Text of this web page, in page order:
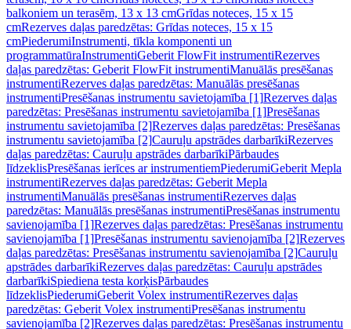
balkoniem un terasēm, 13 x 13 cmGrīdas noteces, 15 x 15
cmRezerves daļas paredzētas: Grīdas noteces, 15 x 15
cmPiederumiInstrumenti, tīkla komponenti un
programmatūraInstrumentiGeberit FlowFit instrumentiRezerves
daļas paredzētas: Geberit FlowFit instrumentiManuālās presēšanas
instrumentiRezerves daļas paredzētas: Manuālās presēšanas
instrumentiPresēšanas instrumentu savietojamība [1]Rezerves daļas
paredzētas: Presēšanas instrumentu savietojamība [1]Presēšanas
instrumentu savietojamība [2]Rezerves daļas paredzētas: Presēšanas
instrumentu savietojamība [2]Cauruļu apstrādes darbarīkiRezerves
daļas paredzētas: Cauruļu apstrādes darbarīkiPārbaudes
līdzeklisPresēšanas ierīces ar instrumentiemPiederumiGeberit Mepla
instrumentiRezerves daļas paredzētas: Geberit Mepla
instrumentiManuālās presēšanas instrumentiRezerves daļas
paredzētas: Manuālās presēšanas instrumentiPresēšanas instrumentu
savienojamība [1]Rezerves daļas paredzētas: Presēšanas instrumentu
savienojamība [1]Presēšanas instrumentu savienojamība [2]Rezerves
daļas paredzētas: Presēšanas instrumentu savienojamība [2]Cauruļu
apstrādes darbarīkiRezerves daļas paredzētas: Cauruļu apstrādes
darbarīkiSpiediena testa korķisPārbaudes
līdzeklisPiederumiGeberit Volex instrumentiRezerves daļas
paredzētas: Geberit Volex instrumentiPresēšanas instrumentu
savienojamība [2]Rezerves daļas paredzētas: Presēšanas instrumentu